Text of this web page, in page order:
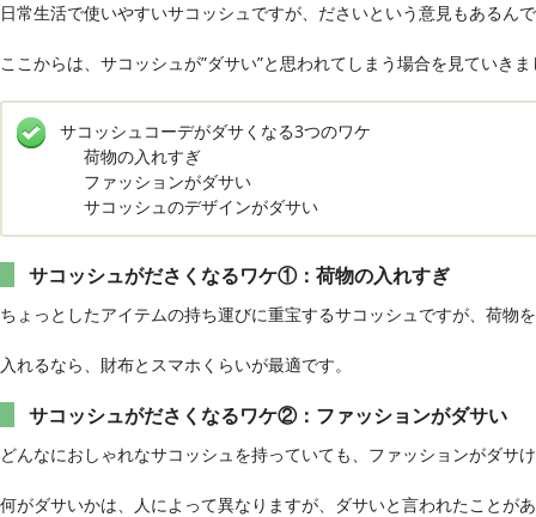
日常生活で使いやすいサコッシュですが、ださいという意見もあるん
ここからは、サコッシュが”ダサい”と思われてしまう場合を見ていき
サコッシュコーデがダサくなる3つのワケ
荷物の入れすぎ
ファッションがダサい
サコッシュのデザインがダサい
サコッシュがださくなるワケ①：荷物の入れすぎ
ちょっとしたアイテムの持ち運びに重宝するサコッシュですが、荷物
入れるなら、財布とスマホくらいが最適です。
サコッシュがださくなるワケ②：ファッションがダサい
どんなにおしゃれなサコッシュを持っていても、ファッションがダサ
何がダサいかは、人によって異なりますが、ダサいと言われたことが